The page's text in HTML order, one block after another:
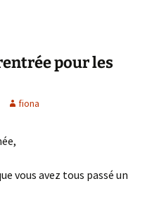
pour les
fiona
vous avez tous passé un